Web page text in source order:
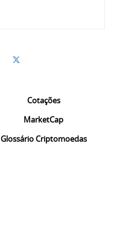
Cotações
MarketCap
Glossário Criptomoedas